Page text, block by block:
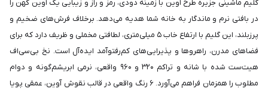
گلیم ماشینی جزیره طرح آوین با زمینه دودی، رمز و راز و زیبایی یک آوین کهن را
در بافتی نرم و ماندگار به خانه شما هدیه می‌دهد. برخلاف فرش‌های ضخیم و
پرزبلند، این گلیم با ارتفاع خاب ۵ میلی‌متری، لطافتی مخملی و ظریف دارد که برای
فضاهای مدرن، راهروها و پذیرایی‌های کم‌رفتوآمد ایده‌آل است. نخ بی‌سی‌اف
هیت‌ست شده با شانه و تراکم ۳۲۰ و ۹۶۰ واقعی، نرمی ابریشم‌گونه و دوام
مطلوب را همزمان فراهم می‌آورد. ۶ رنگ واقعی در قالب نقوش آوین، عمقی پویا